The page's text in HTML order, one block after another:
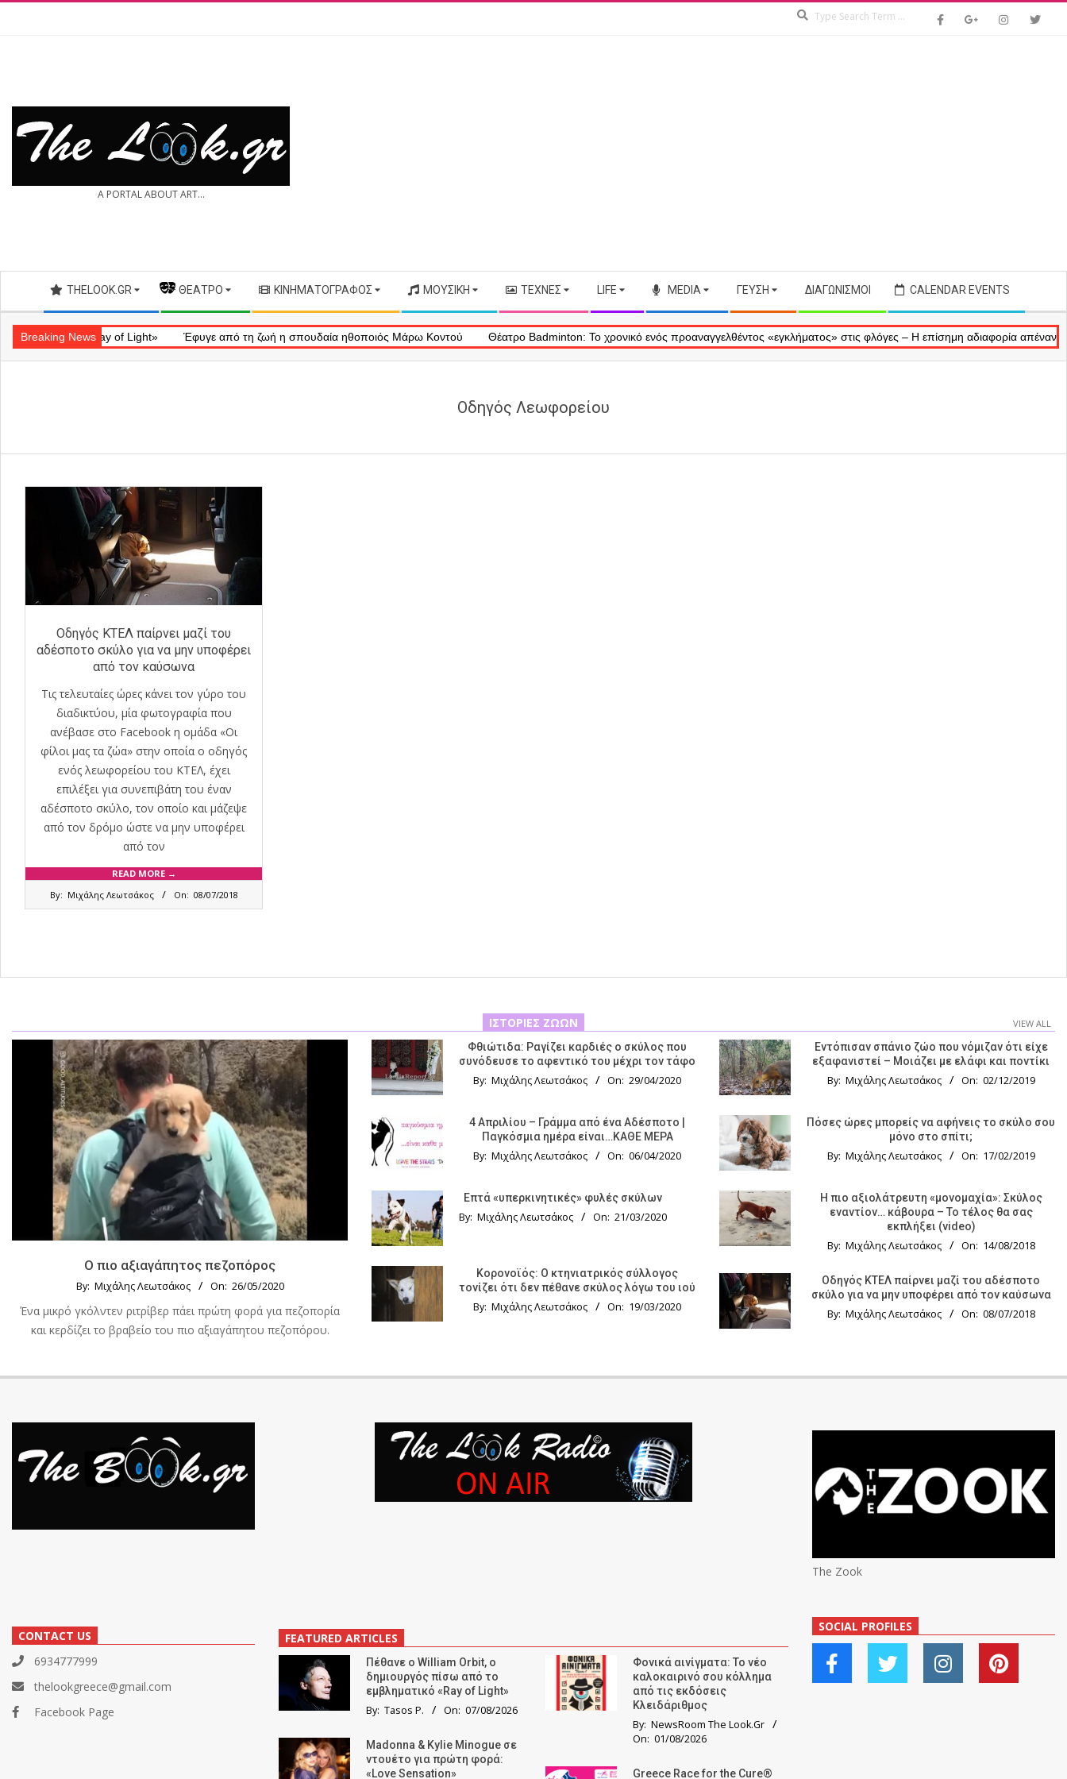
THE A PORTAL ABOUT ART...
Secondary
Navigation
Menu
THELOOK.GR — ΘΈΑΤΡΟ ΚΙΝΗΜΑΤΟΓΡΆΦΟΣ ΜΟΥΣΙΚΉ ΤΈΧΝΕΣ LIFE MEDIA ΓΕΎΣΗ ΔΙΑΓΩΝΙΣΜΟΊ CALENDAR EVENTS
Breaking News
«Ray of Light» Έφυγε από τη ζωή η σπουδαία ηθοποιός Μάρω Κοντού Θέατρο Badminton: Το χρονικό ενός προαναγγελθέντος «εγκλήματος» στις φλόγες – Η επίσημη αδιαφορία απέναντι στις
Οδηγός Λεωφορείου
Οδηγός KTΕΛ παίρνει μαζί του
αδέσποτο σκύλο για να μην υποφέρει
από τον καύσωνα
Τις τελευταίες ώρες κάνει τον γύρο του
διαδικτύου, μία φωτογραφία που
ανέβασε στο Facebook η ομάδα «Οι
φίλοι μας τα ζώα» στην οποία ο οδηγός
ενός λεωφορείου του ΚΤΕΛ, έχει
επιλέξει για συνεπιβάτη του έναν
αδέσποτο σκύλο, τον οποίο και μάζεψε
από τον δρόμο ώστε να μην υποφέρει
από τον
READ MORE →
By: Μιχάλης Λεωτσάκος On: 08/07/2018
ΙΣΤΟΡΊΕΣ ΖΏΩΝ VIEW ALL
Ο πιο αξιαγάπητος πεζοπόρος
By: Μιχάλης Λεωτσάκος On: 26/05/2020
Ένα μικρό γκόλντεν ριτρίβερ πάει πρώτη φορά για πεζοπορία
και κερδίζει το βραβείο του πιο αξιαγάπητου πεζοπόρου.
Φθιώτιδα: Ραγίζει καρδιές ο σκύλος που
συνόδευσε το αφεντικό του μέχρι τον τάφο
By: Μιχάλης Λεωτσάκος On: 29/04/2020
4 Απριλίου – Γράμμα από ένα Αδέσποτο |
Παγκόσμια ημέρα είναι…ΚΑΘΕ ΜΕΡΑ
By: Μιχάλης Λεωτσάκος On: 06/04/2020
Επτά «υπερκινητικές» φυλές σκύλων
By: Μιχάλης Λεωτσάκος On: 21/03/2020
Κορονοϊός: Ο κτηνιατρικός σύλλογος
τονίζει ότι δεν πέθανε σκύλος λόγω του ιού
By: Μιχάλης Λεωτσάκος On: 19/03/2020
Εντόπισαν σπάνιο ζώο που νόμιζαν ότι είχε
εξαφανιστεί – Μοιάζει με ελάφι και ποντίκι
By: Μιχάλης Λεωτσάκος On: 02/12/2019
Πόσες ώρες μπορείς να αφήνεις το σκύλο σου
μόνο στο σπίτι;
By: Μιχάλης Λεωτσάκος On: 17/02/2019
Η πιο αξιολάτρευτη «μονομαχία»: Σκύλος
εναντίον… κάβουρα – Το τέλος θα σας
εκπλήξει (video)
By: Μιχάλης Λεωτσάκος On: 14/08/2018
Οδηγός KTΕΛ παίρνει μαζί του αδέσποτο
σκύλο για να μην υποφέρει από τον καύσωνα
By: Μιχάλης Λεωτσάκος On: 08/07/2018
CONTACT US
6934777999
thelookgreece@gmail.com
Facebook Page
FEATURED ARTICLES
Πέθανε ο William Orbit, ο
δημιουργός πίσω από το
εμβληματικό «Ray of Light»
By: Tasos P. On: 07/08/2026
Madonna & Kylie Minogue σε
ντουέτο για πρώτη φορά:
«Love Sensation»
Φονικά αινίγματα: Το νέο
καλοκαιρινό σου κόλλημα
από τις εκδόσεις
Κλειδάριθμος
By: NewsRoom The Look.Gr
On: 01/08/2026
Greece Race for the Cure®
The Zook
SOCIAL PROFILES